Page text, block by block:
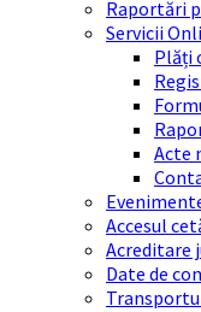
Raportări
Servicii
Plăți
Acte
Accesul
Acreditare
Date de